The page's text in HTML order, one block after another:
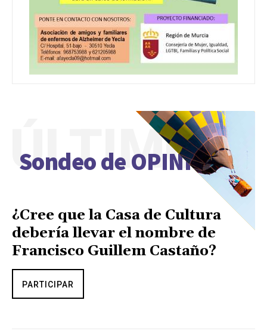
Sondeo de OPINIÓN
ÚLTIMO
¿Cree que la Casa de Cultura
debería llevar el nombre de
Francisco Guillem Castaño?
PARTICIPAR